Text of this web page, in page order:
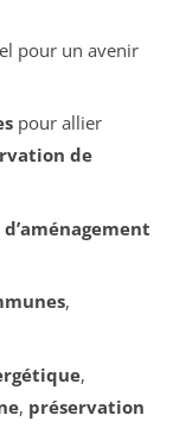
pour un avenir
pour allier
de
,
,
, préservation